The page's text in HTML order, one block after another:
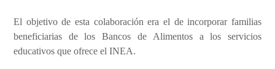
El objetivo de esta colaboración era el de incorporar familias
beneficiarias de los Bancos de Alimentos a los servicios
educativos que ofrece el INEA.